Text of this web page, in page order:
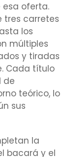
esa oferta.
tres carretes
los
múltiples
y tiradas
Cada título
de
teórico, lo
sus
la
bacará y el